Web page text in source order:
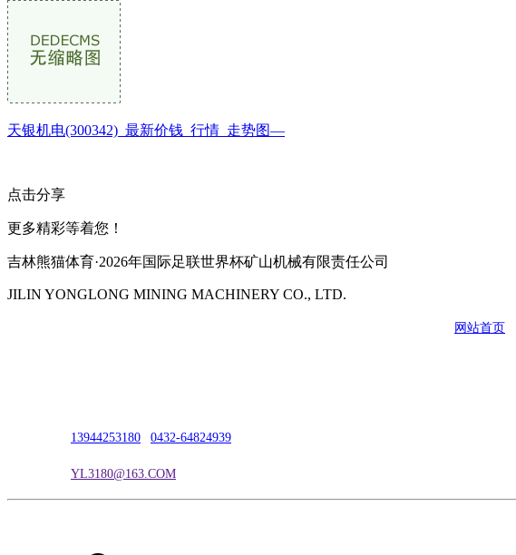
天银机电(300342)_最新价钱_行情_走势图—
点击分享
更多精彩等着您！
吉林熊猫体育·2026年国际足联世界杯矿山机械有限责任公司
JILIN YONGLONG MINING MACHINERY CO., LTD.
网站首页
13944253180 0432-64824939
YL3180@163.COM